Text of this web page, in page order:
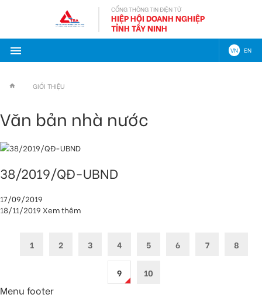
CỔNG THÔNG TIN ĐIỆN TỬ
HIỆP HỘI DOANH NGHIỆP
TỈNH TÂY NINH
VN EN
GIỚI THIỆU
Văn bản nhà nước
38/2019/QĐ-UBND
17/09/2019
18/11/2019 Xem thêm
1 2 3 4 5 6 7 8
9 10
Menu footer